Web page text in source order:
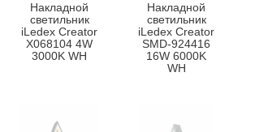
Накладной
светильник
iLedex Creator
X068104 4W
3000K WH
Накладной
светильник
iLedex Creator
SMD-924416
16W 6000K
WH